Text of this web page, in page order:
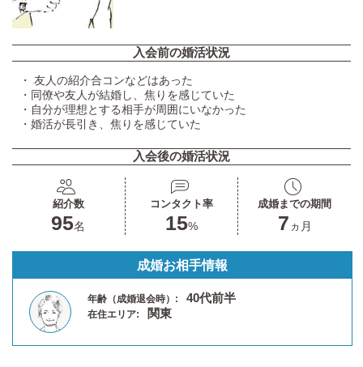
入会前の婚活状況
・ 友人の紹介合コンなどはあった
・同僚や友人が結婚し、焦りを感じていた
・自分が理想とする相手が周囲にいなかった
・婚活が長引き、焦りを感じていた
入会後の婚活状況
紹介数
95名
コンタクト率
15%
成婚までの期間
7 ヵ月
成婚お相手情報
年齢（成婚退会時）: 40代前半
在住エリア: 関東